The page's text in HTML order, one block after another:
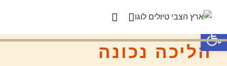
הליכה נכונה
פתח סרגל נגישות